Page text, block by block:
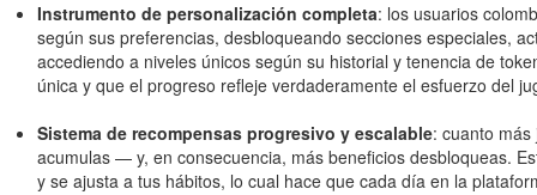
Instrumento de personalización completa: los usuarios
según sus preferencias, desbloqueando secciones especiales,
accediendo a niveles únicos según su historial y tenencia de
única y que el progreso refleje verdaderamente el esfuerzo del
Sistema de recompensas progresivo y escalable: cuanto
acumulas — y, en consecuencia, más beneficios desbloqueas.
y se ajusta a tus hábitos, lo cual hace que cada día en la